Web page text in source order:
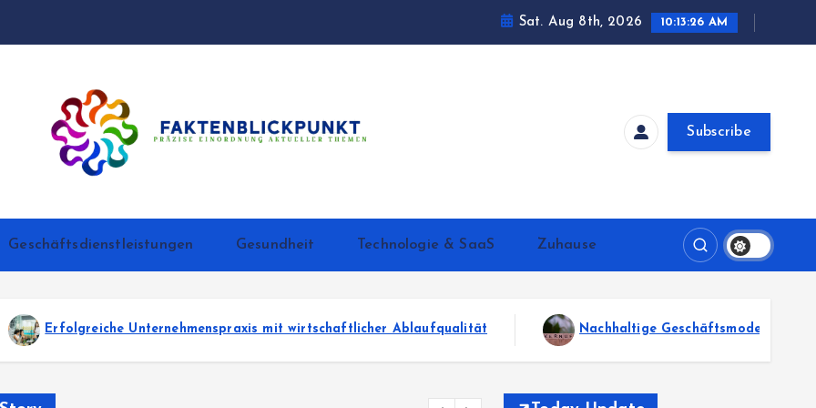
Sat. Aug 8th, 2026 10:13:28 AM
Subscribe
Geschäftsdienstleistungen Gesundheit Technologie & SaaS Zuhause
mit wirtschaftlicher Ablaufqualität Nachhaltige Geschäftsmodelle für stabile Unternehmensentwicklung